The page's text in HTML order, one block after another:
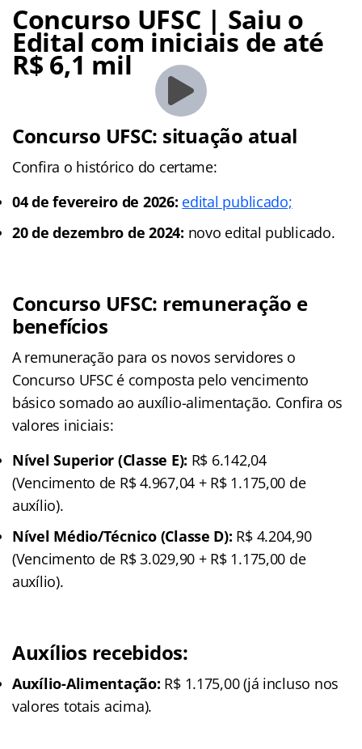
Concurso UFSC | Saiu o
Edital com iniciais de até
R$ 6,1 mil
Concurso UFSC: situação atual
Confira o histórico do certame:
04 de fevereiro de 2026: edital publicado;
20 de dezembro de 2024: novo edital publicado.
Concurso UFSC: remuneração e
benefícios
A remuneração para os novos servidores o
Concurso UFSC é composta pelo vencimento
básico somado ao auxílio-alimentação. Confira os
valores iniciais:
Nível Superior (Classe E): R$ 6.142,04
(Vencimento de R$ 4.967,04 + R$ 1.175,00 de
auxílio).
Nível Médio/Técnico (Classe D): R$ 4.204,90
(Vencimento de R$ 3.029,90 + R$ 1.175,00 de
auxílio).
Auxílios recebidos:
Auxílio-Alimentação: R$ 1.175,00 (já incluso nos
valores totais acima).